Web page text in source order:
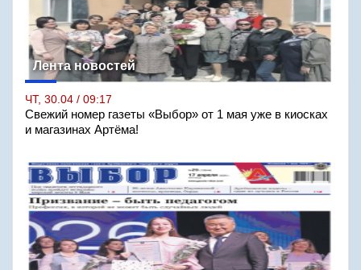
Лента новостей
ЧТ, 30.04 / 09:17
Свежий номер газеты «Выбор» от 1 мая уже в киосках
и магазинах Артёма!